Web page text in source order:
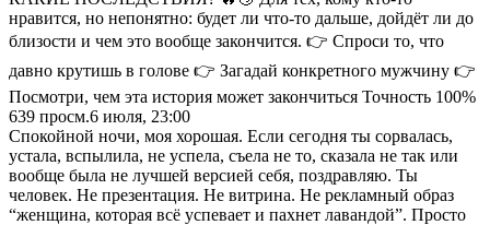
нравится, но непонятно: будет ли что-то дальше, дойдёт ли до
близости и чем это вообще закончится. 👉 Спроси то, что
давно крутишь в голове 👉 Загадай конкретного мужчину 👉
Посмотри, чем эта история может закончиться Точность 100%
639 просм.6 июля, 23:00
Спокойной ночи, моя хорошая. Если сегодня ты сорвалась,
устала, вспылила, не успела, съела не то, сказала не так или
вообще была не лучшей версией себя, поздравляю. Ты
человек. Не презентация. Не витрина. Не рекламный образ
“женщина, которая всё успевает и пахнет лавандой”. Просто